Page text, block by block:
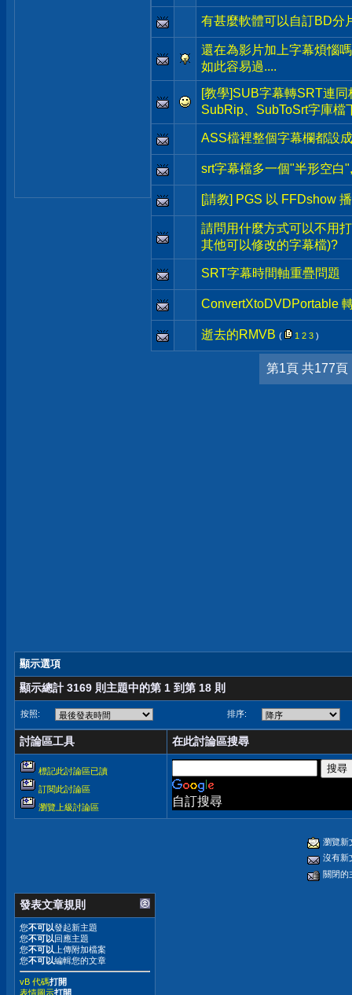
有甚麼軟體可以自訂BD分
還在為影片加上字幕煩惱
如此容易過....
[教學]SUB字幕轉SRT連
SubRip、SubToSrt字庫檔
ASS檔裡整個字幕欄都設
srt字幕檔多一個"半形空白
[請教] PGS 以 FFDshow
請問用什麼方式可以不用
其他可以修改的字幕檔)?
SRT字幕時間軸重疊問題
ConvertXtoDVDPortable
逝去的RMVB ( 1 2 3 )
第1頁 共177頁
顯示選項
顯示總計 3169 則主題中的第 1 到第 18 則
按照: 排序:
討論區工具 在此討論區搜尋
標記此討論區已讀
訂閱此討論區
瀏覽上級討論區
自訂搜尋
瀏覽新
沒有新
關閉的
發表文章規則
您不可以發起新主題
您不可以回應主題
您不可以 上傳附加檔案
您不可以編輯您的文章
vB 代碼打開
表情圖示打開